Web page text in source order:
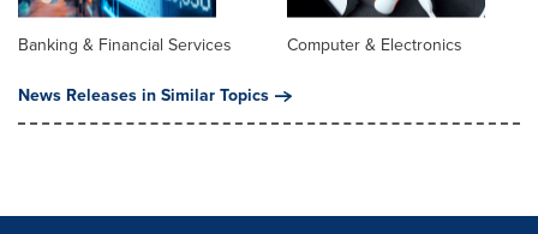
Banking & Financial Services
Computer & Electronics
News Releases in Similar Topics